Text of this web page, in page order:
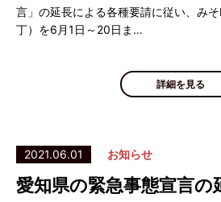
言」の延長による各種要請に従い、み
丁）を6月1日～20日ま…
詳細を見る
2021.06.01 お知らせ
愛知県の緊急事態宣言の